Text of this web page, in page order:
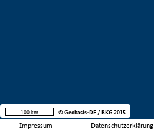
Impressum Datenschutzerklärung
100 km © Geobasis-DE / BKG 2015